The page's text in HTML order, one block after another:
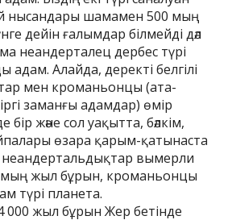
нысандары шамамен 500 мың
дейін ғалымдар білмейді дәл
неандерталец дербес түрі
адам. Алайда, деректі белгілі
мен кроманьонцы (ата-
заманғы адамдар) өмір
бір және сол уақытта, бәлкім,
өзара қарым-қатынаста
неандертальдықтар вымерли
мың жыл бұрын, кроманьонцы
түрі планета.
000 жыл бұрын Жер бетінде